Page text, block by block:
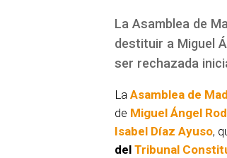
La Asamblea de
destituir a Miguel
ser rechazada
La Asamblea de
de Miguel Ángel
Isabel Díaz Ayuso,
del Tribunal